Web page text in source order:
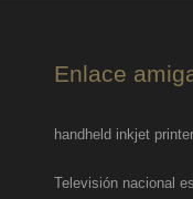
Enlace
handheld inkjet printer
Televisión nacional